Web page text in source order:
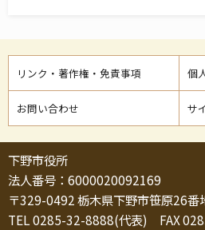
リンク・著作権・免責事項 個
お問い合わせ サ
下野市役所
法人番号：6000020092169
〒329-0492 栃木県下野市笹原26番
TEL 0285-32-8888(代表) FAX